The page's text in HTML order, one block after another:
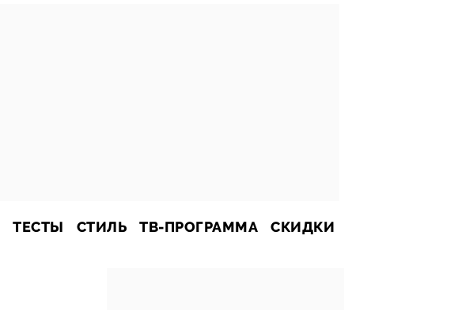
ТЕСТЫ СТИЛЬ ТВ-ПРОГРАММА СКИДКИ